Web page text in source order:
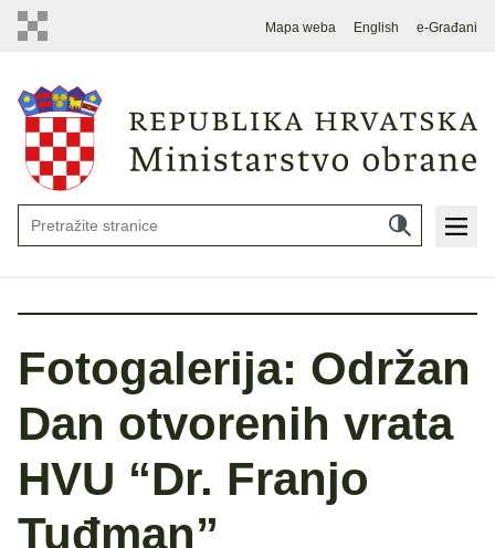
Mapa weba English e-Građani
Fotogalerija: Održan
Dan otvorenih vrata
HVU “Dr. Franjo
Tuđman”